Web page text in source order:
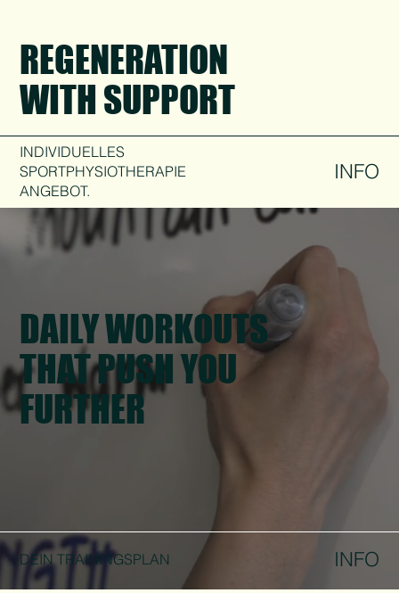
REGENERATION
WITH SUPPORT
INDIVIDUELLES
SPORTPHYSIOTHERAPIE
ANGEBOT.
INFO
DAILY WORKOUTS
THAT PUSH YOU
FURTHER
DEIN TRAININGSPLAN INFO